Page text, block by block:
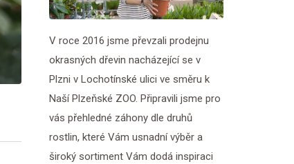
V roce 2016 jsme převzali prodejnu
okrasných dřevin nacházející se v
Plzni v Lochotínské ulici ve směru k
Naší Plzeňské ZOO. Připravili jsme pro
vás přehledné záhony dle druhů
rostlin, které Vám usnadní výběr a
široký sortiment Vám dodá inspiraci